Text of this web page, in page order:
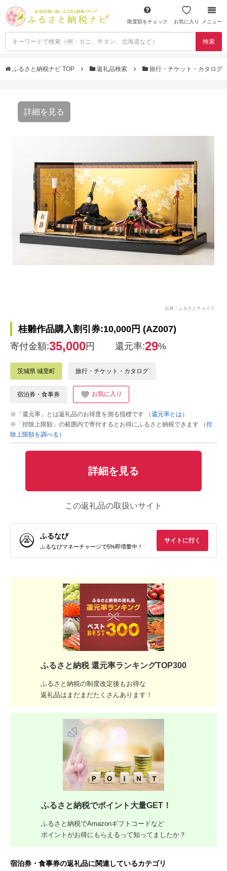
限度額をチェック お気に入り メニュー
検索
ふるさと納税ナビ TOP 返礼品検索 旅行・チケット・カタログ
詳細を見る
出典：ふるさとチョイス
桂雛作品購入割引券:10,000円 (AZ007)
寄付金額:35,000円 還元率:29%
茨城県 城里町 旅行・チケット・カタログ
宿泊券・食事券 お気に入り
※「還元率」とは返礼品のお得度を測る指標です
（還元率とは）
※「控除上限額」の範囲内で寄付するとお得にふるさと納税できます
（控
除上限額を調べる）
詳細を見る
この返礼品の取扱いサイト
ふるなび
ふるなびマネーチャージで5%即増量中！
サイトに行く
ふるさと納税 還元率ランキングTOP300
ふるさと納税の制度改定後もお得な
返礼品はまだまだたくさんあります！
ふるさと納税でポイント大量GET！
ふるさと納税でAmazonギフトコードなど
ポイントがお得にもらえるって知ってましたか？
宿泊券・食事券の返礼品に関連しているカテゴリ